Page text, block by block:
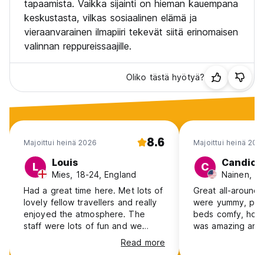
tapaamista. Vaikka sijainti on hieman kauempana
keskustasta, vilkas sosiaalinen elämä ja
vieraanvarainen ilmapiiri tekevät siitä erinomaisen
valinnan reppureissaajille.
Oliko tästä hyötyä?
Majoittui heinä 2026 8.6
L Louis
Mies, 18-24, England
Had a great time here. Met lots of
lovely fellow travellers and really
enjoyed the atmosphere. The
staff were lots of fun and we
enjoyed the various games and
drinking activities. Was especially
Read more
Majoittui heinä
C Candice
Nainen,
Great all-
were yummy,
beds comfy, hot
was amazing